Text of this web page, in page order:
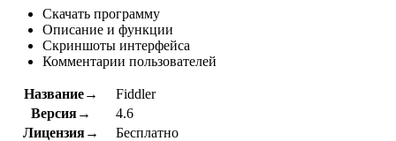
Скачать программу
Описание и функции
Скриншоты интерфейса
Комментарии пользователей
Название→
Fiddler
Версия→
4.6
Лицензия→
Бесплатно